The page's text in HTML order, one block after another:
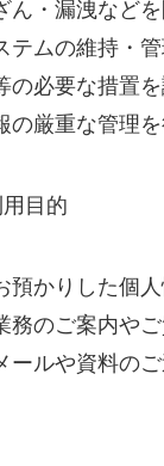
ん・漏洩など
テムの維持・
の必要な措置
の厳重な管理を
目的
預かりした個
務のご案内や
ールや資料の